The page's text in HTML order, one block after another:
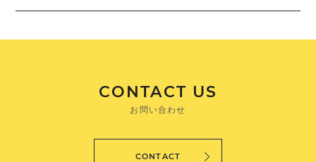
CONTACT US
お問い合わせ
CONTACT